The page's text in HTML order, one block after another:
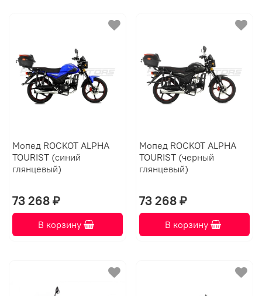
Мопед ROCKOT ALPHA
TOURIST (синий
глянцевый)
73 268 ₽
В корзину
Мопед ROCKOT ALPHA
TOURIST (черный
глянцевый)
73 268 ₽
В корзину